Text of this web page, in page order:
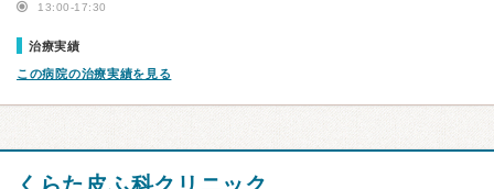
13:00-17:30
治療実績
この病院の治療実績を見る